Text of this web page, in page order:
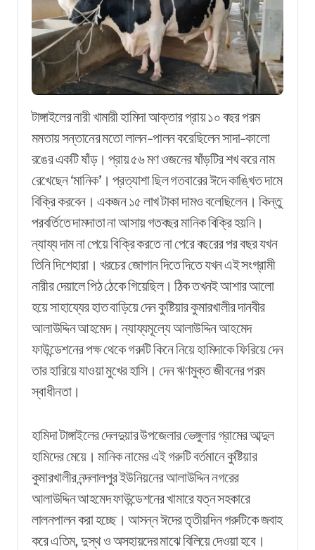
টাঙ্গাইলের নারী খামারী হামিদা আক্তার প্রায় ১০ বছর পরম
মমতায় সন্তানের মতো লালন-পালন করেছিলেন সাদা-কালো
রঙের একটি ষাঁড়। প্রায় ৫৬ মণ ওজনের ষাঁড়টির শখ করে নাম
রেখেছেন ‘মানিক’। প্রত্যাশা ছিল গতবারের ঈদে কাঙ্খিত দামে
বিক্রি করবেন। একজন ১৫ লাখ টাকা দামও বলেছিলেন। কিন্তু
পরবর্তিতে দামদাতা না আসায় গতবছর মানিক বিক্রি হয়নি।
ন্যায্য দাম না পেয়ে বিক্রি করতে না পেরে বছরের পর বছর যখন
তিনি দিশেহারা। খরচের জোগান দিতে দিতে যখন এই সংগ্রামী
নারীর দেয়ালে পিঠ ঠেকে গিয়েছিল। ঠিক তখনই আশার আলো
হয়ে সাহায্যের হাত বাড়িয়ে দেন কুষ্টিয়ার কুমারখালীর দানবীর
আলাউদ্দিন আহমেদ। ন্যায্যমূল্যে আলাউদ্দিন আহমেদ
ফাউন্ডেশনের পক্ষ থেকে গরুটি কিনে নিয়ে হামিদাকে ফিরিয়ে দেন
তার হারিয়ে যাওয়া মুখের হাসি। দেন ঋণমুক্ত জীবনের পরম
স্বাধীনতা।
হামিদা টাঙ্গাইলের দেলদুয়ার উপজেলার ভেঙ্গুলার গ্রামের আব্দুল
হামিদের মেয়ে। মানিক নামের এই গরুটি বর্তমানে কুষ্টিয়ার
কুমারখালীর নন্দলালপুর ইউনিয়নের আলাউদ্দিন নগরের
আলাউদ্দিন আহমেদ ফাউন্ডেশনের খামারে যত্ন সহকারে
লালনপালন করা হচ্ছে। আসন্ন ঈদের তৃতীয়দিন গরুটিকে জবাহ
করে এতিম, দুস্থ ও অসহায়দের মাঝে বিলিয়ে দেওয়া হবে।